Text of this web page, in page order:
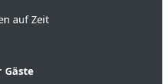
auf Zeit
Gäste